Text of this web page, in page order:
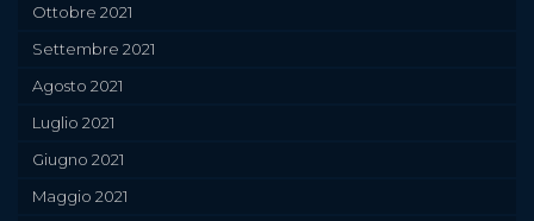
Ottobre 2021
Settembre 2021
Agosto 2021
Luglio 2021
Giugno 2021
Maggio 2021